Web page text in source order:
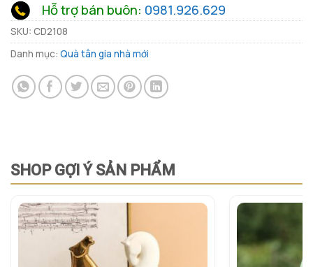
Hỗ trợ bán buôn: 0981.926.629
SKU: CD2108
Danh mục: Quà tân gia nhà mới
SHOP GỢI Ý SẢN PHẨM